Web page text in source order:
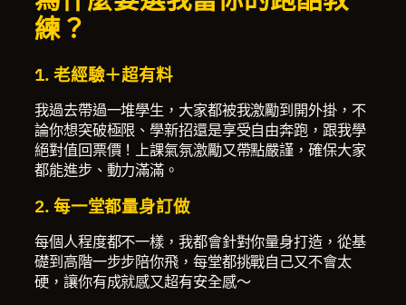
練？
1. 老經驗＋超有料
我過去帶過一堆學生，大家都被我激勵到開外掛，不
論你想突破極限、學新招還是享受自由奔跑，跟我學
絕對值回票價！上課氣氛激勵又帶點嚴謹，確保大家
都能進步、動力滿滿。
2. 每一堂都量身訂做
每個人程度都不一樣，我都會針對你量身打造，從基
礎到高階一步步陪你飛，每堂都挑戰自己又不會太
硬，讓你有成就感又超有安全感～